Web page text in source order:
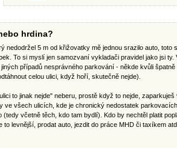
hrdina?
nedodržel 5 m od křižovatky mě jednou srazilo auto, toto
To si myslí jen samozvaní vykladači pravidel jako jsi
případů nesprávného parkování - někde kvůli
celou ulici, když hoří, skutečně nejde).
to jinak nejde" neberu, prostě když to nejde,
ve všech ulicích, kde je chronický nedostatek
(tedy včetně těch, kdo tam bydlí). Kdo by nechtěl platit
to levnější, prodat auto, jezdit do práce MHD či taxíkem